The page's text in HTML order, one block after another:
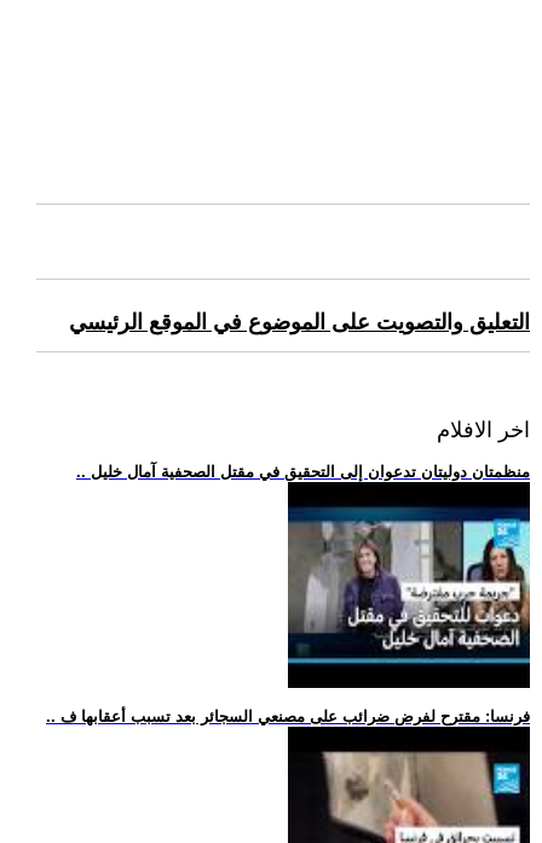
التعليق والتصويت على الموضوع في الموقع الرئيسي
اخر الافلام
.. منظمتان دوليتان تدعوان إلى التحقيق في مقتل الصحفية آمال خليل
.. فرنسا: مقترح لفرض ضرائب على مصنعي السجائر بعد تسبب أعقابها ف